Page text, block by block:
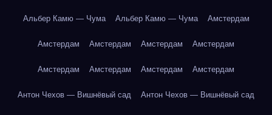
Альбер Камю — Чума Альбер Камю — Чума Амстердам
Амстердам Амстердам Амстердам Амстердам
Амстердам Амстердам Амстердам Амстердам
Антон Чехов — Вишнёвый сад Антон Чехов — Вишнёвый сад